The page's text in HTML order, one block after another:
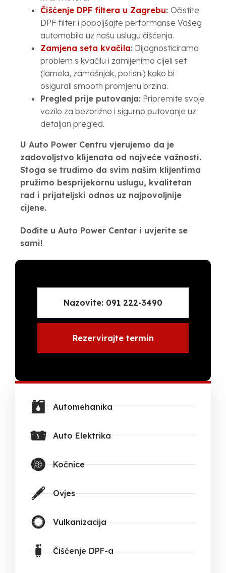
Čišćenje DPF filtera u Zagrebu: Očistite
DPF filter i poboljšajte performanse Vašeg
automobila uz našu uslugu čišćenja.
Zamjena seta kvačila: Dijagnosticiramo
problem s kvačilu i zamijenimo cijeli set
(lamela, zamašnjak, potisni) kako bi
osigurali smooth promjenu brzina.
Pregled prije putovanja: Pripremite svoje
vozilo za bezbrižno i sigurno putovanje uz
detaljan pregled.
U Auto Power Centru vjerujemo da je
zadovoljstvo klijenata od najveće važnosti.
Stoga se trudimo da svim našim klijentima
pružimo besprijekornu uslugu, kvalitetan
rad i prijateljski odnos uz najpovoljnije
cijene.
Dođite u Auto Power Centar i uvjerite se
sami!
Nazovite: 091 222-3490
Rezervirajte termin
Automehanika
Auto Elektrika
Kočnice
Ovjes
Vulkanizacija
Čišćenje DPF-a